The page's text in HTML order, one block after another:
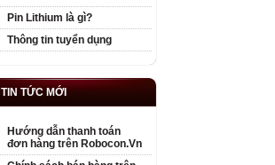
Pin Lithium là gì?
Thông tin tuyển dụng
TIN TỨC MỚI
Hướng dẫn thanh toán
đơn hàng trên Robocon.Vn